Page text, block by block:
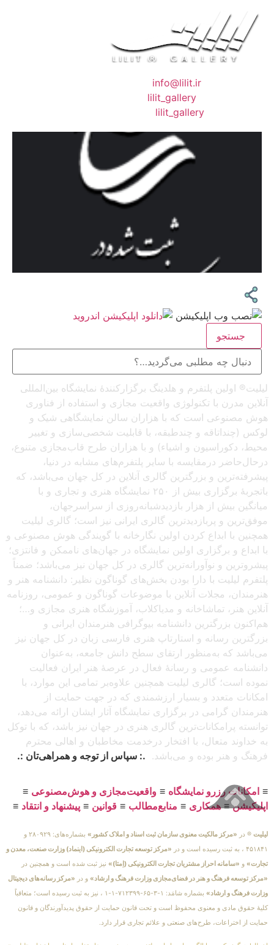
info@lilit.ir
lilit_gallery
lilit_gallery
جستجو
لیلیت® اولین پلتفرم و هلدینگ برگزارکنندهٔ نمایشگاه بین‌المللی
آنلاین مدرن با تکنولوژی واقعیت مجازی و استفاده از فناوری
هوش مصنوعی است که با هزاران سالن نمایشگاهی شیک و
لوکس (چنداتاقه و چندطبقه، با قابلیت شخصی‌سازی و تغییر
محیط، دکوراسیون و اشیاء) و با هزاران طرح قاب‌مجازی متنوع،
درحال‌حاضر درمقایسه با سایر پلتفرم‌های مشابه در دنیا،
پیشرفته‌ترین و بزرگترین گالری آنلاین در کل جهان می‌باشد، که
باتجربهٔ برگزاری بیش از ۲۵۰ نمایشگاه هنری و تجاری و با
میانگین بیش از هزار بازدیدشبانه‌روزی از سراسرجهان،
موفق‌ترین و پربازدیدترین گالری ایرانی نیز است؛ گالری لیلیت
همچنین با ابداع کردن اولین نگارخانه با گویندگی هوش مصنوعی و
با ابداع و برگزاری اولین نمایشگاه در جهان‌های ناممکن و فانتزی؛
پیشروترین و نوآورانه‌ترین گالری در کل جهان نیز می‌باشد؛ ضمناً
پلتفرم لیلیت با دارا بودن بخش‌های گوناگون نظیر: دانشنامه هنر و
هنرمندان، مجلات آنلاین با موضوعات گوناگون و عمومی، روزنامه
آنلاین هنر، تماشاخانه و مدیاکلاب، آموزشگاه هنری مجازی و…؛
هم‌اکنون بزرگترین دانشنامه بیوگرافی هنرمندان ایرانی و
بزرگترین رسانه و استارتاپ هنری فارسی زبان در کل جهان نیز
می‌باشد که به‌منظور ارتقای سطح دانش جامعه، به‌عنوان
دانشنامه عمومی و رسانهٔ فعال در عرصهٔ هنر ایران فعالیت
نموده است؛ گالری لیلیت همچنین علاوه‌بر تمامی این موارد، با
امکانات متعدد و بسیار ارزشمندی که در جهت حمایت از
هنرمندان گرامی در برگزاری نمایشگاه آثار ایشان ارائه می‌دهد،
توانسته پرامکانات‌ترین گالری هنری در جهان نیز باشد، که با توکل
به خداوند متعال، با افتخار درخدمت مخاطبان و اهالی محترم
فرهنگ و هنر بوده و می‌باشد. .: سپاس از توجه و همراهی‌تان :.
≡ امکانات رزرو نمایشگاه ≡ واقعیت‌مجازی و هوش‌مصنوعی ≡
اپلیکیشن≡همکاری ≡ منابع‌مطالب ≡ قوانین ≡ پیشنهاد و انتقاد ≡
لیلیت ® در «مرکز مالکیت معنوی سازمان ثبت اسناد و املاک کشور»
بشماره‌های: ۲۸۰۹۲۹ و
۴۵۱۸۴۱ ، به ثبت رسیده است و در
«مرکز توسعه تجارت الکترونیکی (اینماد) وزارت صنعت، معدن و
تجارت» و «سامانه احراز مشتریان تجارت الکترونیکی (اِمتا)» نیز ثبت شده است و همچنین در
«مرکز توسعه فرهنگ و هنر در فضای‌مجازی وزارت فرهنگ و ارشاد» و در «مرکز رسانه‌های دیجیتال
وزارت فرهنگ و ارشاد»
بشماره شامَد: ۱-۳-۶۵-۷۱۲۳۹۹-۱-۱ ، نیز به ثبت رسیده است؛ متعاقباً
کلیهٔ حقوق مادی و معنوی محفوظ است و تحت قانون حمایت از حقوق پدیدآورندگان و قانون
حمایت از اختراعات، طرح‌های صنعتی و علائم تجاری قرار دارد.